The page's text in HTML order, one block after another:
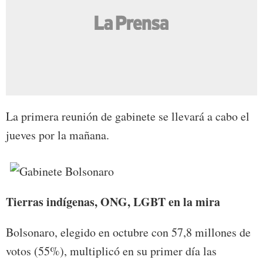
La primera reunión de gabinete se llevará a cabo el
jueves por la mañana.
Tierras indígenas, ONG, LGBT en la mira
Bolsonaro, elegido en octubre con 57,8 millones de
votos (55%), multiplicó en su primer día las